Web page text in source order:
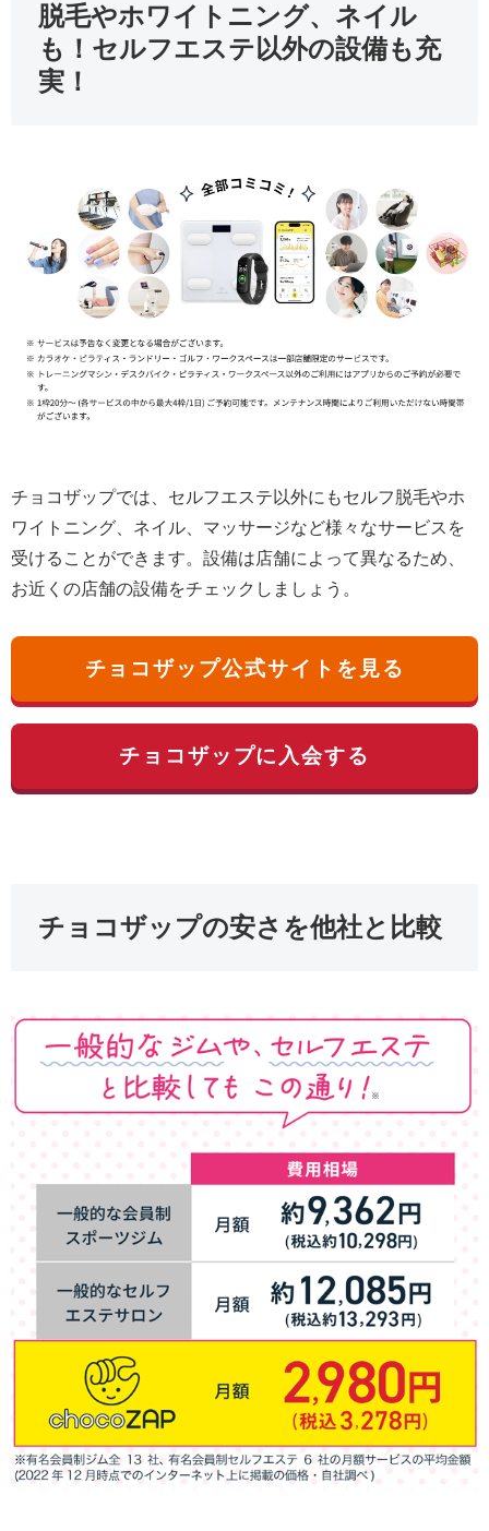
脱毛やホワイトニング、ネイル
も！セルフエステ以外の設備も充
実！
チョコザップでは、セルフエステ以外にもセルフ脱毛やホ
ワイトニング、ネイル、マッサージなど様々なサービスを
受けることができます。設備は店舗によって異なるため、
お近くの店舗の設備をチェックしましょう。
チョコザップ公式サイトを見る
チョコザップに入会する
チョコザップの安さを他社と比較